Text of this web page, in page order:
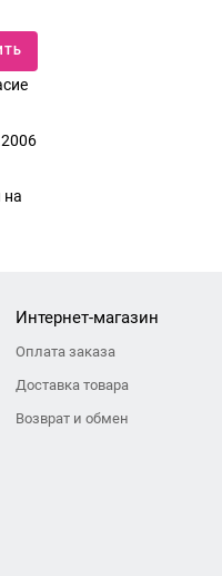
на
Интернет-магазин
Оплата заказа
Доставка товара
Возврат и обмен